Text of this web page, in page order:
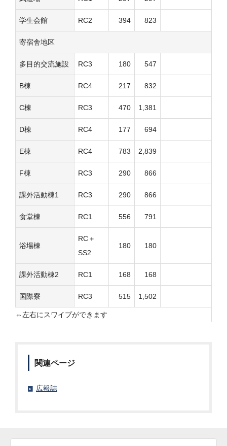
学生会館 RC2 394 823
寄宿舎地区
多目的交流施設 RC3 180 547
B棟 RC4 217 832
C棟 RC3 470 1,381
D棟 RC4 177 694
E棟 RC4 783 2,839
F棟 RC3 290 866
課外活動棟1 RC3 290 866
食堂棟 RC1 556 791
浴場棟
RC＋
SS2
180 180
課外活動棟2 RC1 168 168
国際寮 RC3 515 1,502
関連ページ
広報誌